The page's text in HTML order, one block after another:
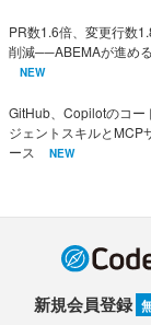
PR数1.6倍、変更行数
削減──ABEMAが進め
NEW
GitHub、Copilotのコー
ジェントスキルとMCP
ース
NEW
新規会員登録